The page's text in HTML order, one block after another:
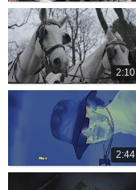
2:10
2:44